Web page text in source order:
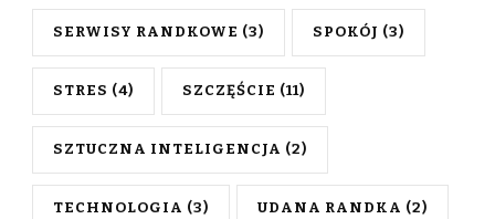
SERWISY RANDKOWE (3) SPOKÓJ (3)
STRES (4) SZCZĘŚCIE (11)
SZTUCZNA INTELIGENCJA (2)
TECHNOLOGIA (3) UDANA RANDKA (2)